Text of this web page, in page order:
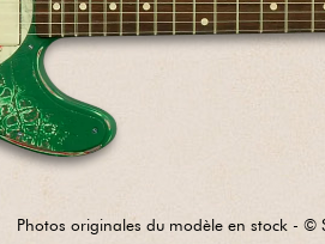
Photos originales du modèle en stock - ©